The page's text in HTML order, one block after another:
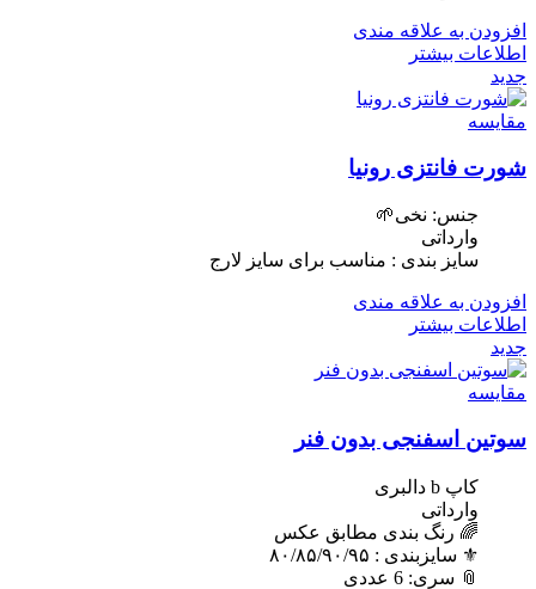
افزودن به علاقه مندی
اطلاعات بیشتر
جدید
مقایسه
شورت فانتزی رونیا
جنس: نخی🌱
وارداتی
سایز بندی : مناسب برای سایز لارج
افزودن به علاقه مندی
اطلاعات بیشتر
جدید
مقایسه
سوتین اسفنجی بدون فنر
کاپ b دالبری
وارداتی
🌈 رنگ بندی مطابق عکس
⚜️ سایزبندی : ٨٠/٨۵/٩٠/٩۵
📎 سری: 6 عددی